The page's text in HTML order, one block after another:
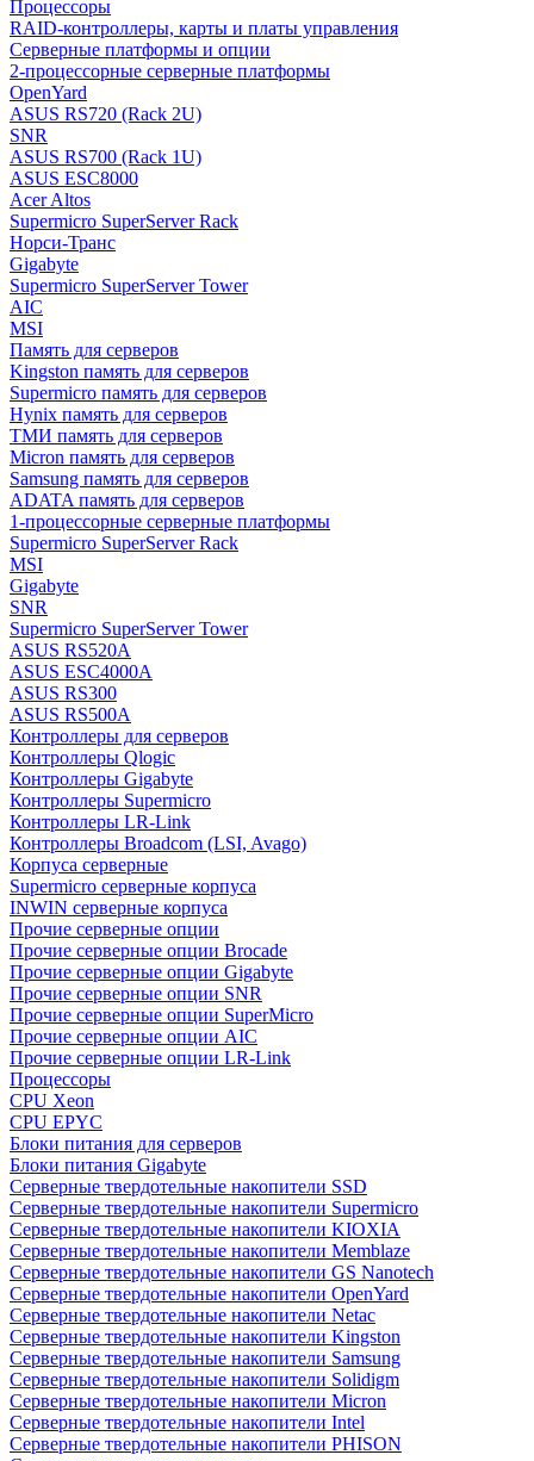
Процессоры
RAID-контроллеры, карты и платы управления
Серверные платформы и опции
2-процессорные серверные платформы
OpenYard
ASUS RS720 (Rack 2U)
SNR
ASUS RS700 (Rack 1U)
ASUS ESC8000
Acer Altos
Supermicro SuperServer Rack
Норси-Транс
Gigabyte
Supermicro SuperServer Tower
AIC
MSI
Память для серверов
Kingston память для серверов
Supermicro память для серверов
Hynix память для серверов
ТМИ память для серверов
Micron память для серверов
Samsung память для серверов
ADATA память для серверов
1-процессорные серверные платформы
Supermicro SuperServer Rack
MSI
Gigabyte
SNR
Supermicro SuperServer Tower
ASUS RS520A
ASUS ESC4000A
ASUS RS300
ASUS RS500A
Контроллеры для серверов
Контроллеры Qlogic
Контроллеры Gigabyte
Контроллеры Supermicro
Контроллеры LR-Link
Контроллеры Broadcom (LSI, Avago)
Корпуса серверные
Supermicro серверные корпуса
INWIN серверные корпуса
Прочие серверные опции
Прочие серверные опции Brocade
Прочие серверные опции Gigabyte
Прочие серверные опции SNR
Прочие серверные опции SuperMicro
Прочие серверные опции AIC
Прочие серверные опции LR-Link
Процессоры
CPU Xeon
CPU EPYC
Блоки питания для серверов
Блоки питания Gigabyte
Серверные твердотельные накопители SSD
Cерверные твердотельные накопители Supermicro
Cерверные твердотельные накопители KIOXIA
Cерверные твердотельные накопители Memblaze
Cерверные твердотельные накопители GS Nanotech
Серверные твердотельные накопители OpenYard
Серверные твердотельные накопители Netac
Cерверные твердотельные накопители Kingston
Cерверные твердотельные накопители Samsung
Cерверные твердотельные накопители Solidigm
Cерверные твердотельные накопители Micron
Cерверные твердотельные накопители Intel
Cерверные твердотельные накопители PHISON